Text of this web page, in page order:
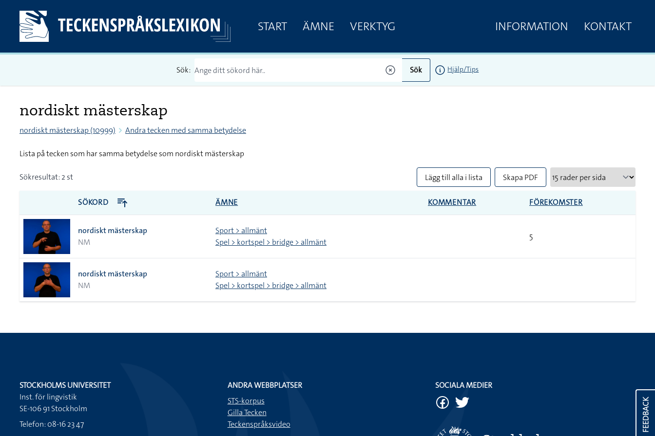
START ÄMNE VERKTYG INFORMATION KONTAKT
Sök: Sök Hjälp/Tips
nordiskt mästerskap
nordiskt mästerskap (10999) Andra tecken med samma betydelse
Lista på tecken som har samma betydelse som nordiskt mästerskap
Sökresultat: 2 st Lägg till alla i lista Skapa PDF
SÖKORD ÄMNE KOMMENTAR FÖREKOMSTER
nordiskt mästerskap
NM
Sport > allmänt
Spel > kortspel > bridge > allmänt
5
nordiskt mästerskap
NM
Sport > allmänt
Spel > kortspel > bridge > allmänt
FEEDBACK
STOCKHOLMS UNIVERSITET
Inst. för lingvistik
SE-106 91 Stockholm
Telefon: 08-16 23 47
ANDRA WEBBPLATSER
STS-korpus
Gilla Tecken
Teckenspråksvideo
SOCIALA MEDIER